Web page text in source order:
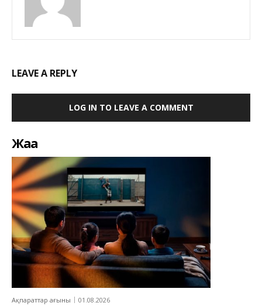
LEAVE A REPLY
LOG IN TO LEAVE A COMMENT
Жаңа
Ақпараттар ағыны 01.08.2026